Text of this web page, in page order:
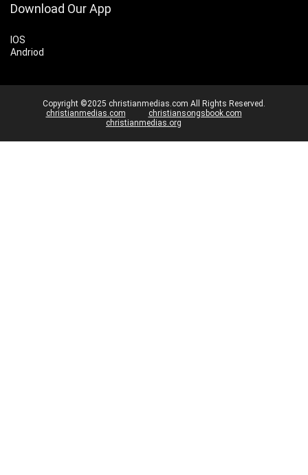
Download Our App
IOS
Andriod
Copyright ©2025 christianmedias.com All Rights Reserved.
christianmedias.com
christiansongsbook.com
christianmedias.org